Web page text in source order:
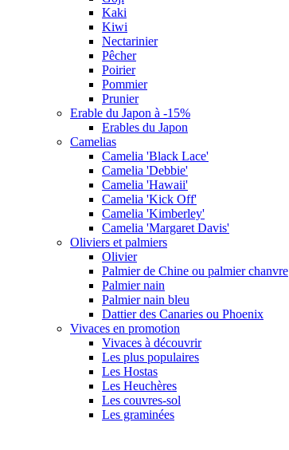
Kaki
Kiwi
Nectarinier
Pêcher
Poirier
Pommier
Prunier
Erable du Japon à -15%
Erables du Japon
Camelias
Camelia 'Black Lace'
Camelia 'Debbie'
Camelia 'Hawaii'
Camelia 'Kick Off'
Camelia 'Kimberley'
Camelia 'Margaret Davis'
Oliviers et palmiers
Olivier
Palmier de Chine ou palmier chanvre
Palmier nain
Palmier nain bleu
Dattier des Canaries ou Phoenix
Vivaces en promotion
Vivaces à découvrir
Les plus populaires
Les Hostas
Les Heuchères
Les couvres-sol
Les graminées